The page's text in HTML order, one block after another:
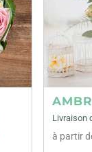
Livraison
à partir